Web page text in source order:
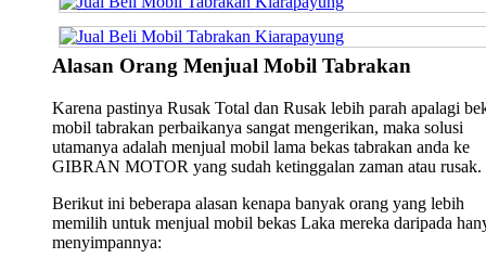
Alasan Orang Menjual Mobil Tabrakan
Karena pastinya Rusak Total dan Rusak lebih parah apalagi
mobil tabrakan perbaikanya sangat mengerikan, maka solusi
utamanya adalah menjual mobil lama bekas tabrakan anda ke
GIBRAN MOTOR yang sudah ketinggalan zaman atau rusak.
Berikut ini beberapa alasan kenapa banyak orang yang lebih
memilih untuk menjual mobil bekas Laka mereka daripada
menyimpannya: